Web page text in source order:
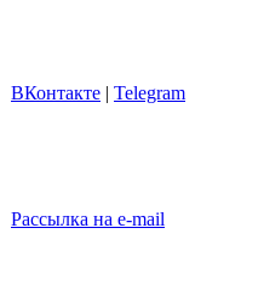
ВКонтакте | Telegram
Рассылка на e-mail